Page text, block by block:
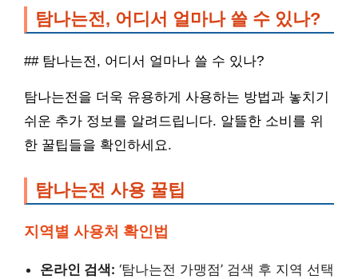
탐나는전, 어디서 얼마나 쓸 수 있나?
## 탐나는전, 어디서 얼마나 쓸 수 있나?
탐나는전을 더욱 유용하게 사용하는 방법과 놓치기
쉬운 추가 정보를 알려드립니다. 알뜰한 소비를 위
한 꿀팁들을 확인하세요.
탐나는전 사용 꿀팁
지역별 사용처 확인법
온라인 검색: ‘탐나는전 가맹점’ 검색 후 지역 선택